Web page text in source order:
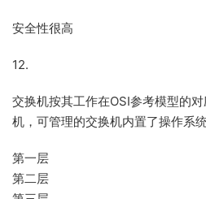
安全性很高
12.
交换机按其工作在OSI参考模型的
机，可管理的交换机内置了操作系统
第一层
第二层